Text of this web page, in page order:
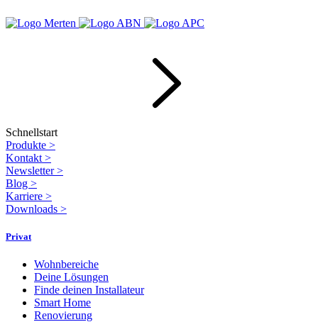
Schnellstart
Produkte >
Kontakt >
Newsletter>
Blog >
Karriere >
Downloads >
Privat
Wohnbereiche
Deine Lösungen
Finde deinen Installateur
Smart Home
Renovierung